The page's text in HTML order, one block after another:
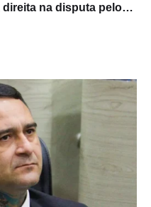
na disputa pelo